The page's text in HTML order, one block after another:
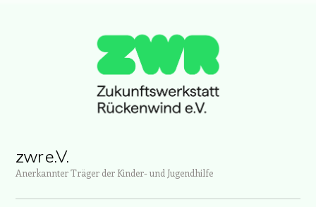
zwr e.V.
Anerkannter Träger der Kinder- und Jugendhilfe